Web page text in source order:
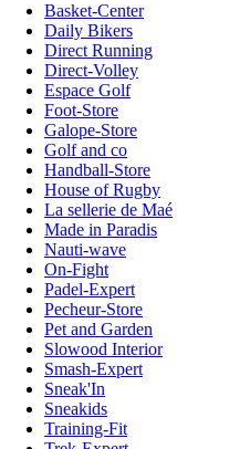
Basket-Center
Daily Bikers
Direct Running
Direct-Volley
Espace Golf
Foot-Store
Galope-Store
Golf and co
Handball-Store
House of Rugby
La sellerie de Maé
Made in Paradis
Nauti-wave
On-Fight
Padel-Expert
Pecheur-Store
Pet and Garden
Slowood Interior
Smash-Expert
Sneak'In
Sneakids
Training-Fit